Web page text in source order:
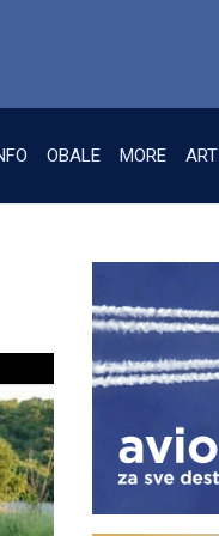
OBALE MORE ART